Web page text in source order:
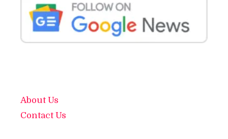
About Us
Contact Us